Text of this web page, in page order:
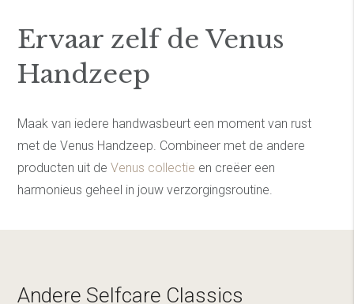
Ervaar zelf de Venus
Handzeep
Maak van iedere handwasbeurt een moment van rust
met de Venus Handzeep. Combineer met de andere
producten uit deVenus collectie en creëer een
harmonieus geheel in jouw verzorgingsroutine.
Andere Selfcare Classics